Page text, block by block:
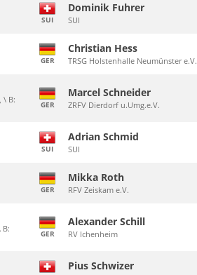
SUI
Dominik Fuhrer
SUI
GER
Christian Hess
TRSG Holstenhalle Neumünster e.V.
\ B:
GER
Marcel Schneider
ZRFV Dierdorf u.Umg.e.V.
SUI
Adrian Schmid
SUI
GER
Mikka Roth
RFV Zeiskam e.V.
B:
GER
Alexander Schill
RV Ichenheim
Pius Schwizer